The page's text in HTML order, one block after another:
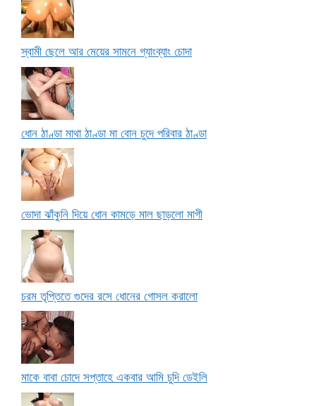
স্বামী ছেলে আর মেয়ের সামনে গ্যাংব্যাং চোদা
ধোন ঠাণ্ডা মাথা ঠাণ্ডা মা বোন চুদে পরিবার ঠাণ্ডা
ভোদা ঝাঁকুনি দিয়ে ধোন কামড়ে মাল ছাড়লো মাগী
চরম তৃপ্তিতে গুদের রসে ধোনের গোসল করালো
মাকে বাবা চোদে সপ্তাহে একবার আমি চুদি ডেইলি